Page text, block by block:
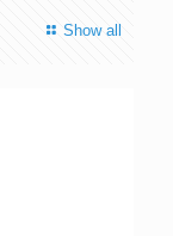
Show all